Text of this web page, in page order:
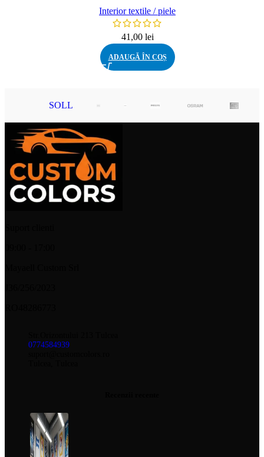
Interior textile / piele
41,00 lei
ADAUGĂ ÎN COȘ
SOLL
0774584939